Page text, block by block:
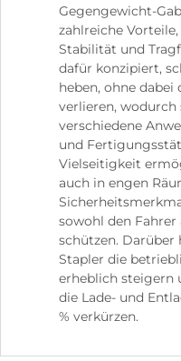
Gegengewicht-
zahlreiche
Stabilität und
dafür konzipiert,
heben, ohne dabei
verlieren, wodurch
verschiedene
und
Vielseitigkeit
auch in engen
sowohl den Fahrer
schützen. Darüber
Stapler die
erheblich steigern
die Lade- und
% verkürzen.